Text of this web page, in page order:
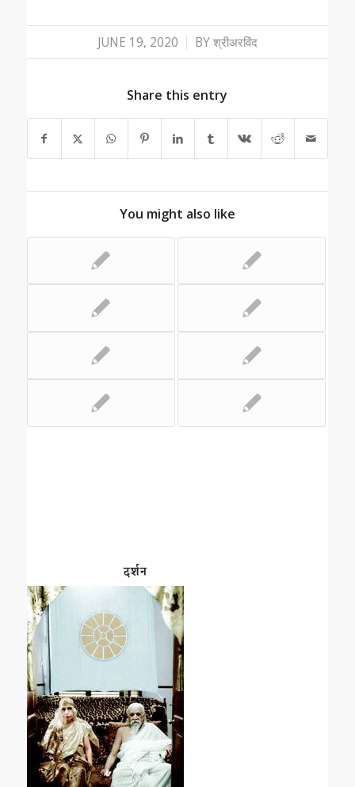
JUNE 19, 2020
/ BYश्रीअरविंद
Share this entry
You might also like
दर्शन